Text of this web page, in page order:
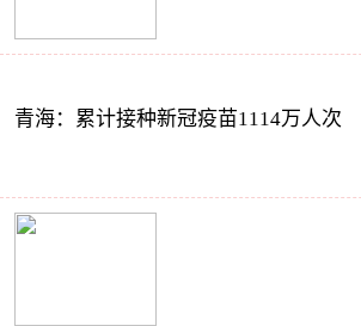
青海：累计接种新冠疫苗1114万人次